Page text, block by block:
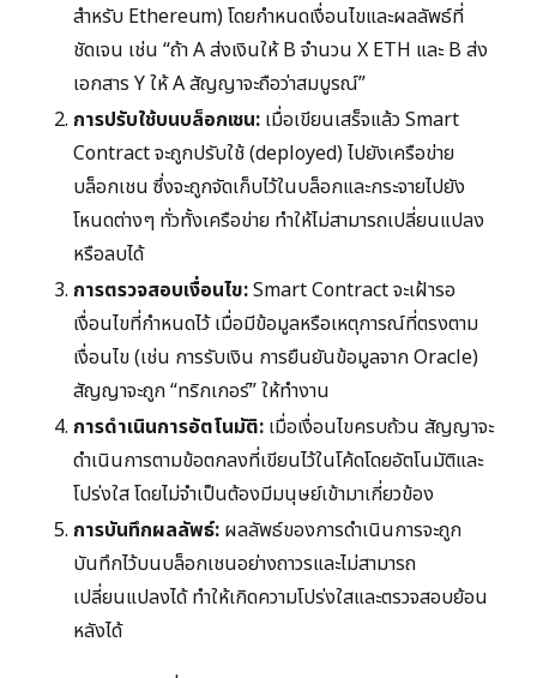
สำหรับ Ethereum) โดยกำหนดเงื่อนไขและผลลัพธ์ที่
ชัดเจน เช่น “ถ้า A ส่งเงินให้ B จำนวน X ETH และ B ส่ง
เอกสาร Y ให้ A สัญญาจะถือว่าสมบูรณ์”
การปรับใช้บนบล็อกเชน: เมื่อเขียนเสร็จแล้ว Smart
Contract จะถูกปรับใช้ (deployed) ไปยังเครือข่าย
บล็อกเชน ซึ่งจะถูกจัดเก็บไว้ในบล็อกและกระจายไปยัง
โหนดต่างๆ ทั่วทั้งเครือข่าย ทำให้ไม่สามารถเปลี่ยนแปลง
หรือลบได้
การตรวจสอบเงื่อนไข:Smart Contract จะเฝ้ารอ
เงื่อนไขที่กำหนดไว้ เมื่อมีข้อมูลหรือเหตุการณ์ที่ตรงตาม
เงื่อนไข (เช่น การรับเงิน การยืนยันข้อมูลจาก Oracle)
สัญญาจะถูก “ทริกเกอร์” ให้ทำงาน
การดำเนินการอัตโนมัติ: เมื่อเงื่อนไขครบถ้วน สัญญาจะ
ดำเนินการตามข้อตกลงที่เขียนไว้ในโค้ดโดยอัตโนมัติและ
โปร่งใส โดยไม่จำเป็นต้องมีมนุษย์เข้ามาเกี่ยวข้อง
การบันทึกผลลัพธ์: ผลลัพธ์ของการดำเนินการจะถูก
บันทึกไว้บนบล็อกเชนอย่างถาวรและไม่สามารถ
เปลี่ยนแปลงได้ ทำให้เกิดความโปร่งใสและตรวจสอบย้อน
หลังได้